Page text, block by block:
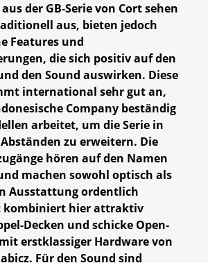
aus der GB-Serie von Cort sehen
aus, bieten jedoch
Features und
die sich positiv auf den
den Sound auswirken. Diese
international sehr gut an,
Company beständig
arbeitet, um die Serie in
zu erweitern. Die
hören auf den Namen
machen sowohl optisch als
Ausstattung ordentlich
kombiniert hier attraktiv
Decken und schicke Open-
erstklassiger Hardware von
Für den Sound sind